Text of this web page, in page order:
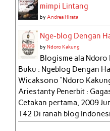
mimpi Lintang
by Andrea Hirata
Nge-blog Dengan
byNdoro Kakung
Blogisme ala Ndoro
Buku : Ngeblog Dengan
Wicaksono “Ndoro
Ariestanty Penerbit :
Cetakan pertama, 2009
142 Di ranah blog